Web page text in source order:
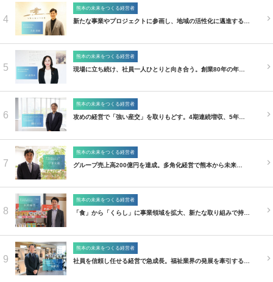
4
熊本の未来をつくる経営者
新たな事業やプロジェクトに参画し、地域の活性化に邁進する…
5
熊本の未来をつくる経営者
現場に立ち続け、社員一人ひとりと向き合う。創業80年の年…
6
熊本の未来をつくる経営者
攻めの経営で「強い産交」を取りもどす。4期連続増収、5年…
7
熊本の未来をつくる経営者
グループ売上高200億円を達成。多角化経営で熊本から未来…
8
熊本の未来をつくる経営者
「食」から「くらし」に事業領域を拡大、新たな取り組みで持…
9
熊本の未来をつくる経営者
社員を信頼し任せる経営で急成長。福祉業界の発展を牽引する…